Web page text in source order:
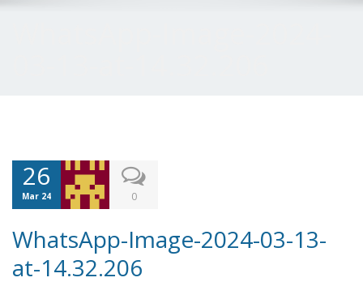
26
Mar 24 0
WhatsApp-Image-2024-03-13-
at-14.32.206